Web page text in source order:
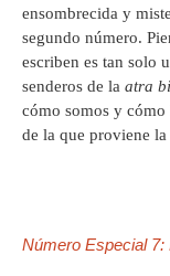
ensombrecida y
segundo número.
escriben es tan solo
senderos de la atra
cómo somos y cómo
de la que proviene
Número Especial 7: